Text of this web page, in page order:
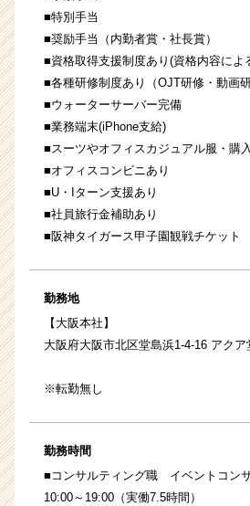
■特別手当
■奨励手当（内勤者賞・社長賞）
■資格取得支援制度あり(資格内容によ
■各種研修制度あり（OJT研修・動画研
■ウォーターサーバー完備
■業務端末(iPhone支給)
■スーツやオフィスカジュアル服・購
■オフィスコンビニあり
■U・Iターン支援あり
■社員旅行金補助あり
■阪神タイガース甲子園観戦チケット
勤務地
【大阪本社】
大阪府大阪市北区堂島浜1-4-16 アク
※転勤無し
勤務時間
■コンサルティング職 イベントコン
10:00～19:00（実働7.5時間）